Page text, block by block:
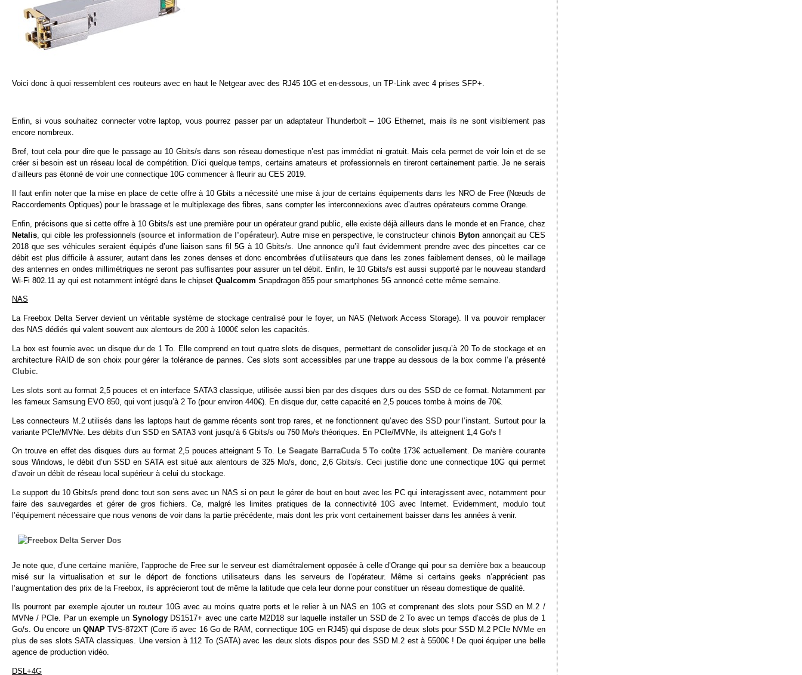
Voici donc à quoi ressemblent ces routeurs avec en haut le Netgear avec des RJ45 10G et en-dessous, un TP-Link avec 4 prises SFP+.
Enfin, si vous souhaitez connecter votre laptop, vous pourrez passer par un adaptateur Thunderbolt – 10G Ethernet, mais ils ne sont visiblement pas
encore nombreux.
Bref, tout cela pour dire que le passage au 10 Gbits/s dans son réseau domestique n’est pas immédiat ni gratuit. Mais cela permet de voir loin et de se
créer si besoin est un réseau local de compétition. D’ici quelque temps, certains amateurs et professionnels en tireront certainement partie. Je ne serais
d’ailleurs pas étonné de voir une connectique 10G commencer à fleurir au CES 2019.
Il faut enfin noter que la mise en place de cette offre à 10 Gbits a nécessité une mise à jour de certains équipements dans les NRO de Free (Nœuds de
Raccordements Optiques) pour le brassage et le multiplexage des fibres, sans compter les interconnexions avec d’autres opérateurs comme Orange.
Enfin, précisons que si cette offre à 10 Gbits/s est une première pour un opérateur grand public, elle existe déjà ailleurs dans le monde et en France, chez
Netalis , qui cible les professionnels (source et information de l’opérateur). Autre mise en perspective, le constructeur chinois Bytonannonçait au CES
2018 que ses véhicules seraient équipés d’une liaison sans fil 5G à 10 Gbits/s. Une annonce qu’il faut évidemment prendre avec des pincettes car ce
débit est plus difficile à assurer, autant dans les zones denses et donc encombrées d’utilisateurs que dans les zones faiblement denses, où le maillage
des antennes en ondes millimétriques ne seront pas suffisantes pour assurer un tel débit. Enfin, le 10 Gbits/s est aussi supporté par le nouveau standard
Wi-Fi 802.11 ay qui est notamment intégré dans le chipset Qualcomm Snapdragon 855 pour smartphones 5G annoncé cette même semaine.
NAS
La Freebox Delta Server devient un véritable système de stockage centralisé pour le foyer, un NAS (Network Access Storage). Il va pouvoir remplacer
des NAS dédiés qui valent souvent aux alentours de 200 à 1000€ selon les capacités.
La box est fournie avec un disque dur de 1 To. Elle comprend en tout quatre slots de disques, permettant de consolider jusqu’à 20 To de stockage et en
architecture RAID de son choix pour gérer la tolérance de pannes. Ces slots sont accessibles par une trappe au dessous de la box comme l’a présenté
Clubic
Les slots sont au format 2,5 pouces et en interface SATA3 classique, utilisée aussi bien par des disques durs ou des SSD de ce format. Notamment par
les fameux Samsung EVO 850, qui vont jusqu’à 2 To (pour environ 440€). En disque dur, cette capacité en 2,5 pouces tombe à moins de 70€.
Les connecteurs M.2 utilisés dans les laptops haut de gamme récents sont trop rares, et ne fonctionnent qu’avec des SSD pour l’instant. Surtout pour la
variante PCIe/MVNe. Les débits d’un SSD en SATA3 vont jusqu’à 6 Gbits/s ou 750 Mo/s théoriques. En PCIe/MVNe, ils atteignent 1,4 Go/s !
On trouve en effet des disques durs au format 2,5 pouces atteignant 5 To. Le Seagate BarraCuda 5 To coûte 173€ actuellement. De manière courante
sous Windows, le débit d’un SSD en SATA est situé aux alentours de 325 Mo/s, donc, 2,6 Gbits/s. Ceci justifie donc une connectique 10G qui permet
d’avoir un débit de réseau local supérieur à celui du stockage.
Le support du 10 Gbits/s prend donc tout son sens avec un NAS si on peut le gérer de bout en bout avec les PC qui interagissent avec, notamment pour
faire des sauvegardes et gérer de gros fichiers. Ce, malgré les limites pratiques de la connectivité 10G avec Internet. Evidemment, modulo tout
l’équipement nécessaire que nous venons de voir dans la partie précédente, mais dont les prix vont certainement baisser dans les années à venir.
Je note que, d’une certaine manière, l’approche de Free sur le serveur est diamétralement opposée à celle d’Orange qui pour sa dernière box a beaucoup
misé sur la virtualisation et sur le déport de fonctions utilisateurs dans les serveurs de l’opérateur. Même si certains geeks n’apprécient pas
l’augmentation des prix de la Freebox, ils apprécieront tout de même la latitude que cela leur donne pour constituer un réseau domestique de qualité.
Ils pourront par exemple ajouter un routeur 10G avec au moins quatre ports et le relier à un NAS en 10G et comprenant des slots pour SSD en M.2 /
MVNe / PCIe. Par un exemple un Synology DS1517+ avec une carte M2D18 sur laquelle installer un SSD de 2 To avec un temps d’accès de plus de 1
Go/s. Ou encore un QNAPTVS-872XT (Core i5 avec 16 Go de RAM, connectique 10G en RJ45) qui dispose de deux slots pour SSD M.2 PCIe NVMe en
plus de ses slots SATA classiques. Une version à 112 To (SATA) avec les deux slots dispos pour des SSD M.2 est à 5500€ ! De quoi équiper une belle
agence de production vidéo.
DSL+4G